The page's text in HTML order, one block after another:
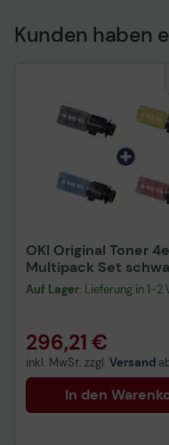
Kunden haben
OKI Original Toner
Multipack Set
magenta gelb
09006261 09006262
Auf Lager: Lieferung in 1-2
296,21 €
inkl. MwSt. zzgl. Versand
In den